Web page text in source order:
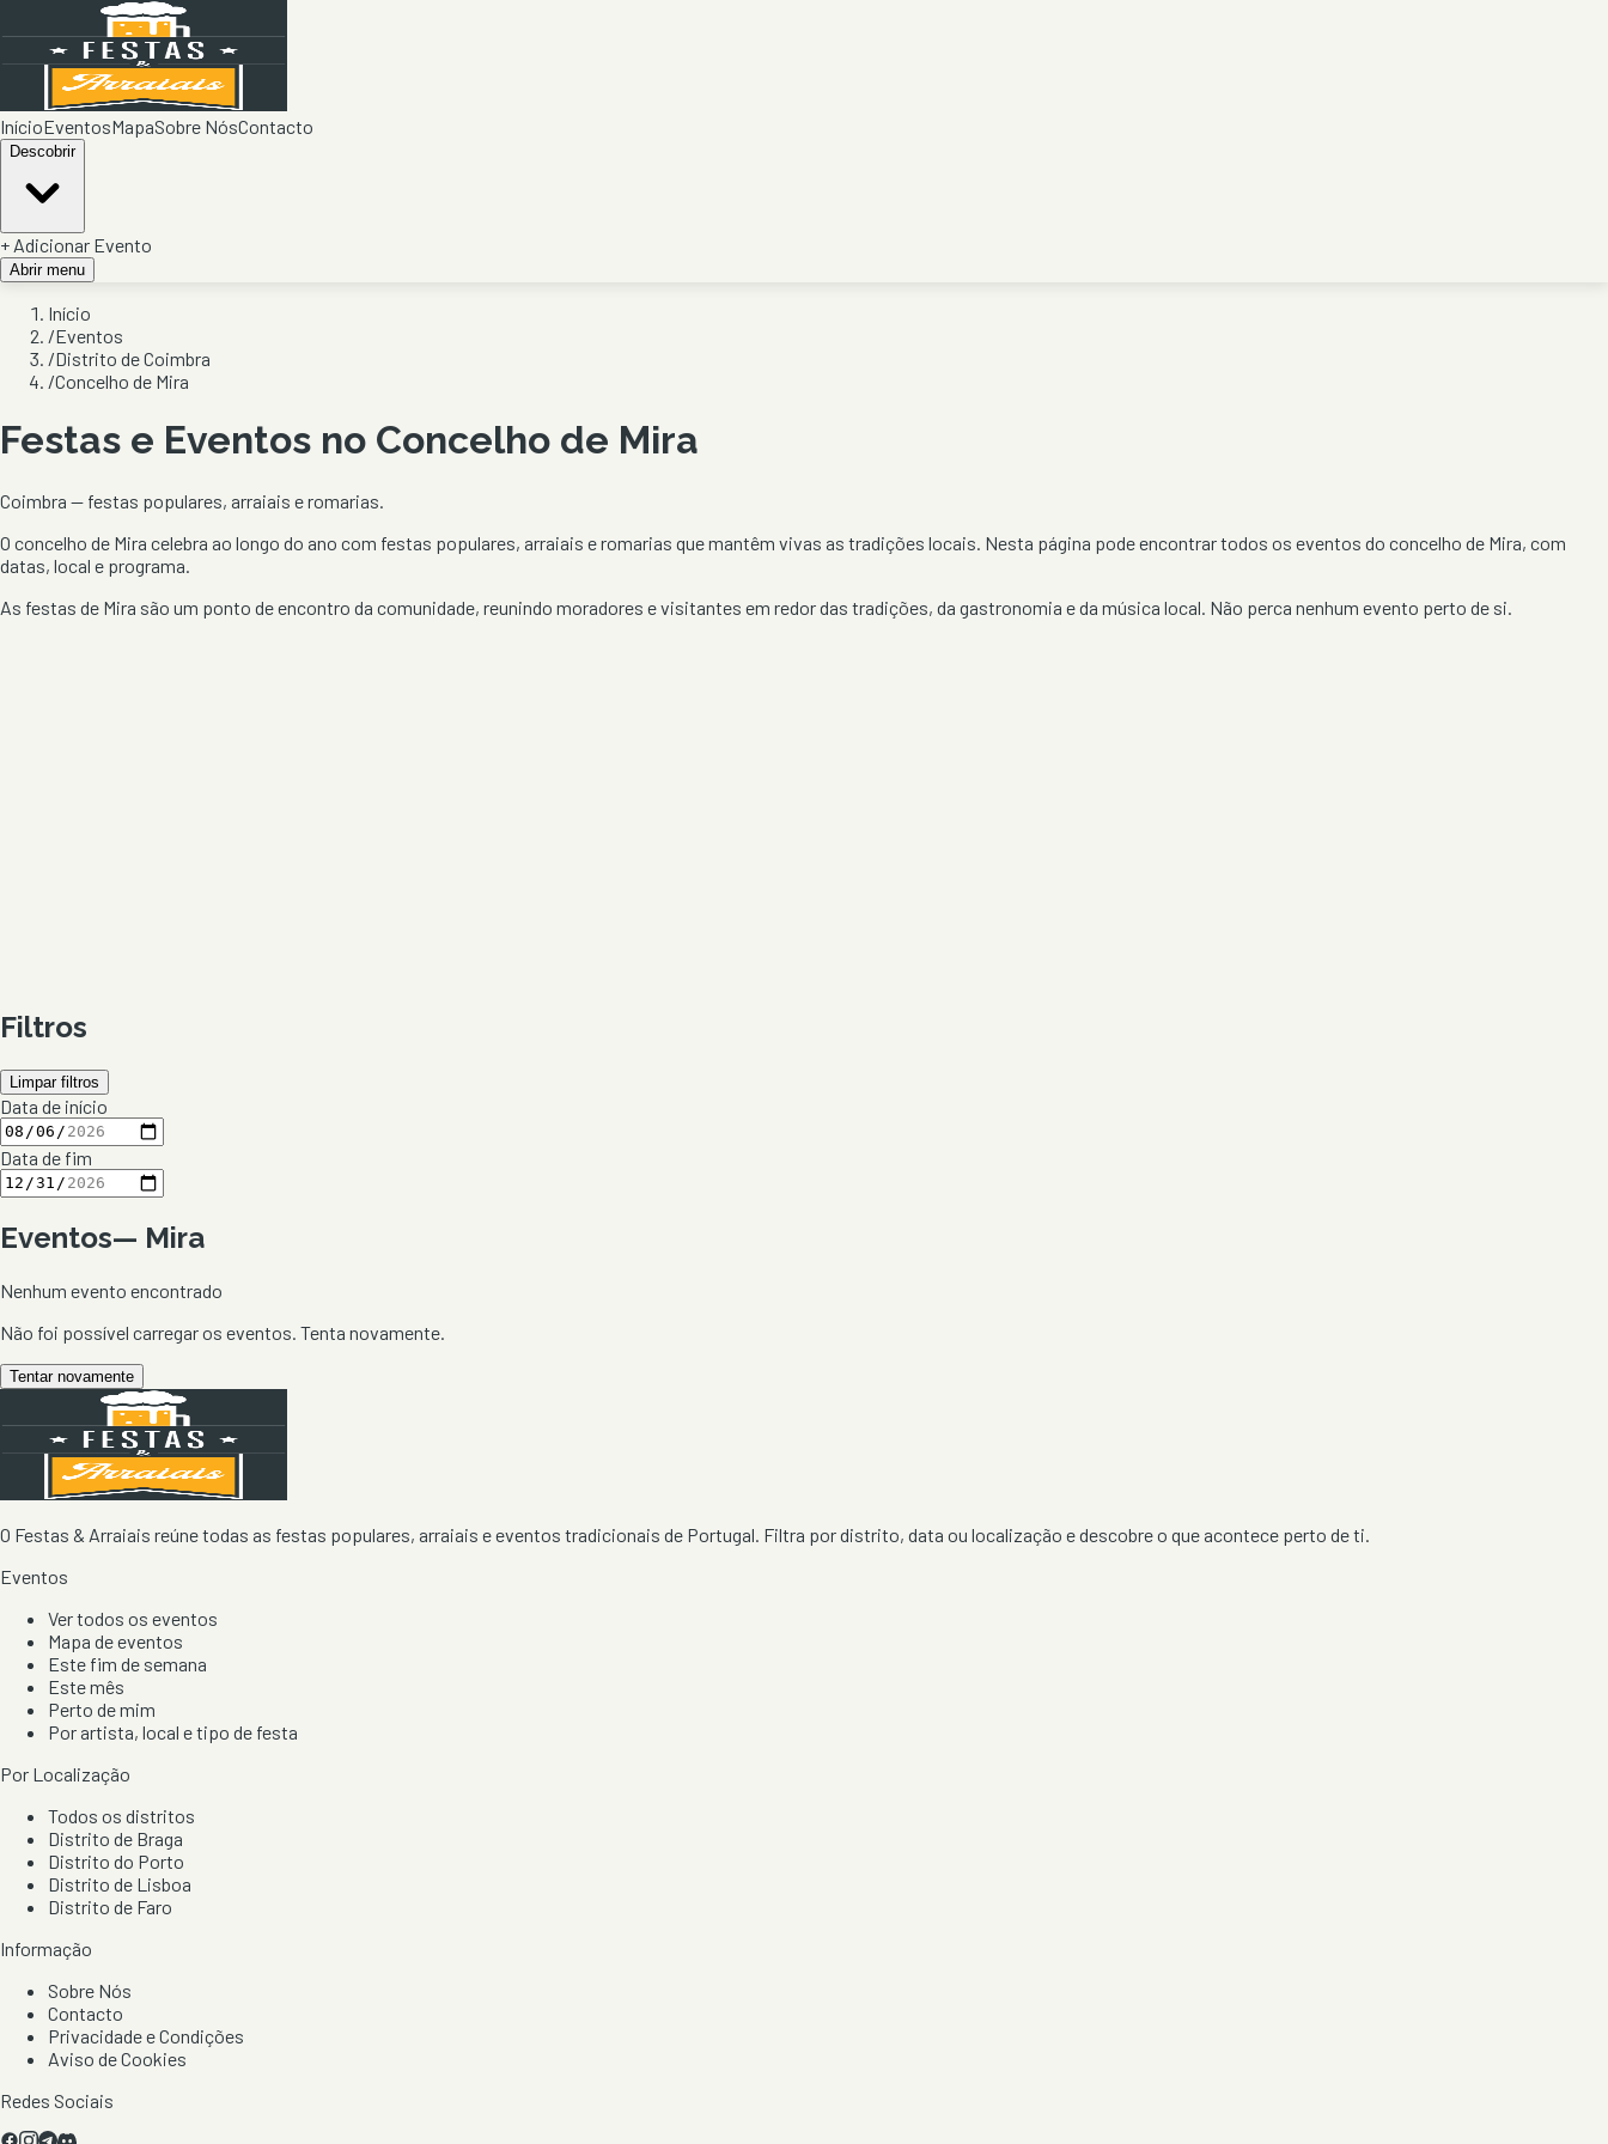
InícioEventosMapaSobre NósContacto
Descobrir
+ Adicionar Evento
Abrir menu
Início
/Eventos
/Distrito de Coimbra
/Concelho de Mira
Festas e Eventos no Concelho de Mira
Coimbra — festas populares, arraiais e romarias.
O concelho de Mira celebra ao longo do ano com festas populares, arraiais e romarias que mantêm vivas as tradições locais. Nesta página pode encontrar todos os eventos do concelho de Mira, com
datas, local e programa.
As festas de Mira são um ponto de encontro da comunidade, reunindo moradores e visitantes em redor das tradições, da gastronomia e da música local. Não perca nenhum evento perto de si.
Filtros
Limpar filtros
Data de início
Data de fim
Eventos— Mira
Nenhum evento encontrado
Não foi possível carregar os eventos. Tenta novamente.
Tentar novamente
O Festas & Arraiais reúne todas as festas populares, arraiais e eventos tradicionais de Portugal. Filtra por distrito, data ou localização e descobre o que acontece perto de ti.
Eventos
Ver todos os eventos
Mapa de eventos
Este fim de semana
Este mês
Perto de mim
Por artista, local e tipo de festa
Por Localização
Todos os distritos
Distrito de Braga
Distrito do Porto
Distrito de Lisboa
Distrito de Faro
Informação
Sobre Nós
Contacto
Privacidade e Condições
Aviso de Cookies
Redes Sociais